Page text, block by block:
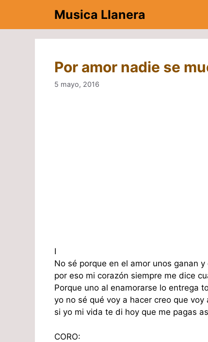
contenido
Musica Llanera
Por amor nadie se
5 mayo, 2016
I
No sé porque en el amor unos ganan
por eso mi corazón siempre me dice
Porque uno al enamorarse lo entrega
yo no sé qué voy a hacer creo que
si yo mi vida te di hoy que me pagas
CORO: